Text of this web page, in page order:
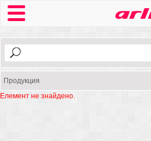
Продукция
Елемент не знайдено.